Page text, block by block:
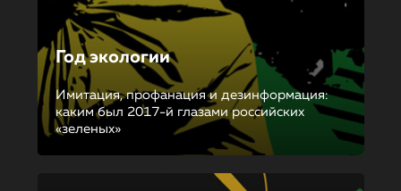
Год экологии
Имитация, профанация и дезинформация:
каким был 2017-й глазами российских
«зеленых»